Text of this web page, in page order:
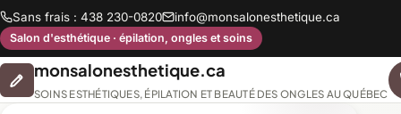
Sans frais : 438 230-0820 info@monsalonesthetique.ca
Salon d'esthétique · épilation, ongles et soins
monsalonesthetique.ca
SOINS ESTHÉTIQUES, ÉPILATION ET BEAUTÉ DES ONGLES AU QUÉBEC